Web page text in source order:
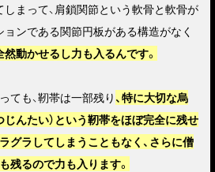
しまって、肩鎖関節という軟骨と軟骨が
ョンである関節円板がある構造がなく
然動かせるし力も入るんです。
ても、靭帯は一部残り 、特に大切な烏
じんたい）という靭帯をほぼ完全に残せ
グラしてしまうこともなく、さらに僧
残るので力も入ります。